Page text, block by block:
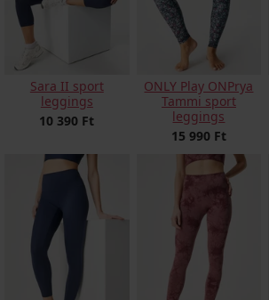
Sara II sport
leggings
10 390 Ft
ONLY Play ONPrya
Tammi sport
leggings
15 990 Ft